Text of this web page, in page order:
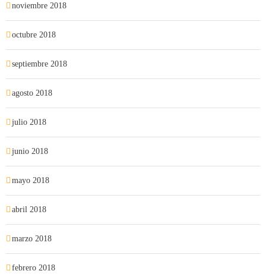
noviembre 2018
octubre 2018
septiembre 2018
agosto 2018
julio 2018
junio 2018
mayo 2018
abril 2018
marzo 2018
febrero 2018